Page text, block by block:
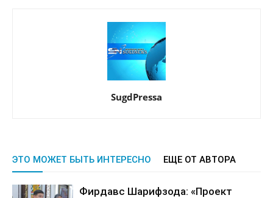
SugdPressa
ЭТО МОЖЕТ БЫТЬ ИНТЕРЕСНО ЕЩЕ ОТ АВТОРА
Фирдавс Шарифзода: «Проект